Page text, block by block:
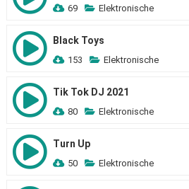
69 Elektronische
Black Toys
153 Elektronische
Tik Tok DJ 2021
80 Elektronische
Turn Up
50 Elektronische